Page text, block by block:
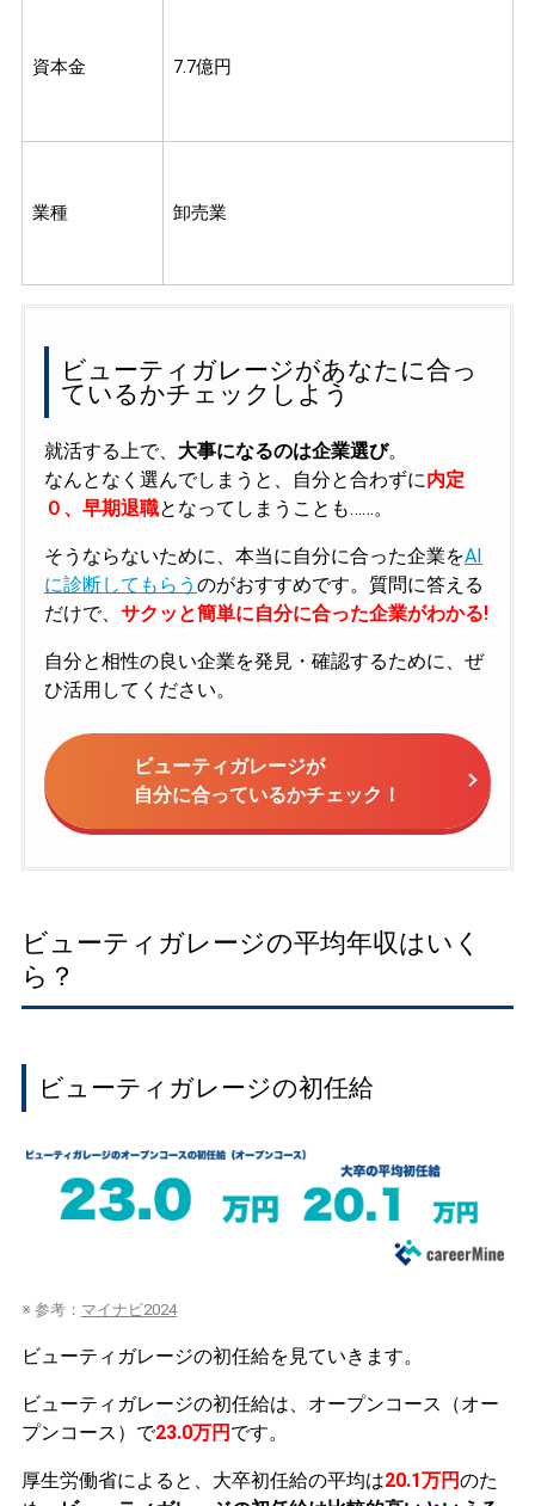
資本金 7.7億円
業種 卸売業
ビューティガレージがあなたに合っ
ているかチェックしよう
就活する上で、 大事になるのは企業選び。
なんとなく選んでしまうと、自分と合わずに内定
０、早期退職となってしまうことも……。
そうならないために、本当に自分に合った企業をAI
に診断してもらう のがおすすめです。質問に答える
だけで、 サクッと簡単に自分に合った企業がわかる!
自分と相性の良い企業を発見・確認するために、ぜ
ひ活用してください。
ビューティガレージが
自分に合っているかチェック！
ビューティガレージの平均年収はいく
ら？
ビューティガレージの初任給
※ 参考： マイナビ2024
ビューティガレージの初任給を見ていきます。
ビューティガレージの初任給は、オープンコース（オー
プンコース）で23.0万円 です。
厚生労働省によると、大卒初任給の平均は20.1万円のた